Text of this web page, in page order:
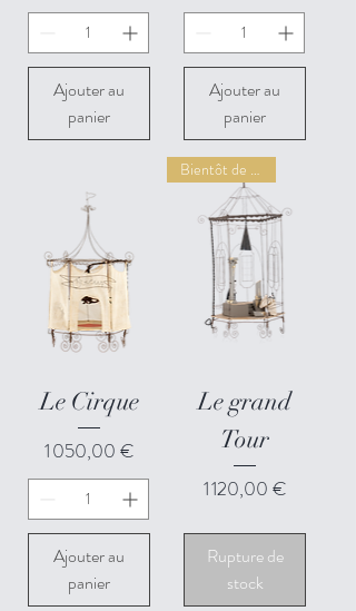
Ajouter au
panier
Ajouter au
panier
Le Cirque
Prix
1 050,00 €
Ajouter au
panier
Bientôt de retour
Le grand
Tour
Prix
1 120,00 €
Rupture de
stock